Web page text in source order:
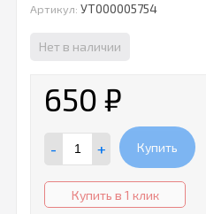
Артикул: УТ000005754
Нет в наличии
650 ₽
- + Купить
Купить в 1 клик